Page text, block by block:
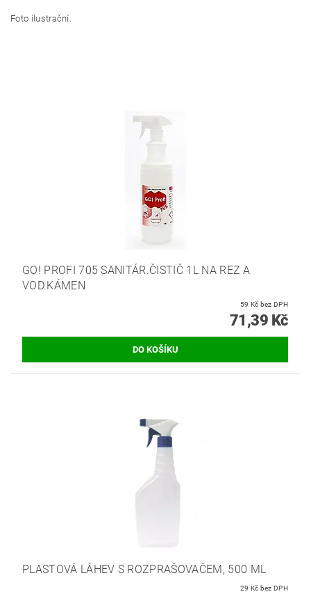
Foto ilustrační.
GO! PROFI 705 SANITÁR.ČISTIČ 1L NA REZ A
VOD.KÁMEN
59 Kč bez DPH
71,39 Kč
PLASTOVÁ LÁHEV S ROZPRAŠOVAČEM, 500 ML
29 Kč bez DPH